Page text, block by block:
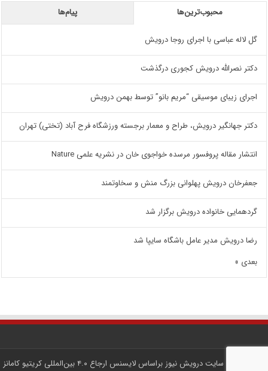
محبوب‌ترین‌ها پیام‌ها
گل لاله عباسی با اجرای روجا درویش
دکتر نصرالله درویش کجوری درگذشت
اجرای زیبای موسیقی “مریم بانو” توسط بهمن درویش
دکتر جهانگیر درویش، طراح و معمار برجسته ورزشگاه فرح آباد (تختی) تهران
انتشار مقاله پروفسور مرسده خواجوی خان در نشریه علمی Nature
جعفرخان درویش پهلوانی بزرگ منش و سخاوتمند
گردهمایی خانواده درویش برگزار شد
رضا درویش مدیر عامل باشگاه سایپا شد
بعدی »
کلیه محتوای سایتدرویش نیوز براساس لایسنس ارجاع ۴.۰ بین‌المللی کریتیو کامانز